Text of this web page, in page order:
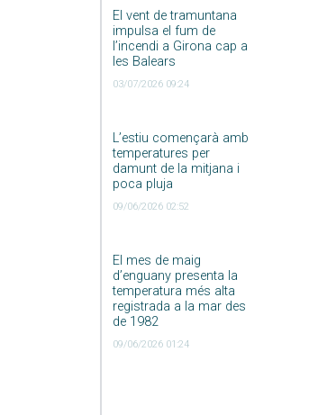
El vent de tramuntana
impulsa el fum de
l’incendi a Girona cap a
les Balears
03/07/2026 09:24
L’estiu començarà amb
temperatures per
damunt de la mitjana i
poca pluja
09/06/2026 02:52
El mes de maig
d’enguany presenta la
temperatura més alta
registrada a la mar des
de 1982
09/06/2026 01:24